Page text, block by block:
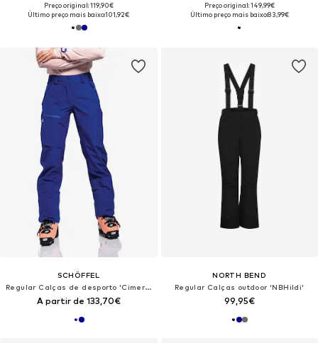
Preço original: 119,90€
Último preço mais baixo:101,92€
Preço original: 149,99€
Último preço mais baixo:83,99€
SCHÖFFEL
Regular Calças de desporto 'Cimerlo'
A partir de 133,70€
NORTH BEND
Regular Calças outdoor 'NBHildi'
99,95€